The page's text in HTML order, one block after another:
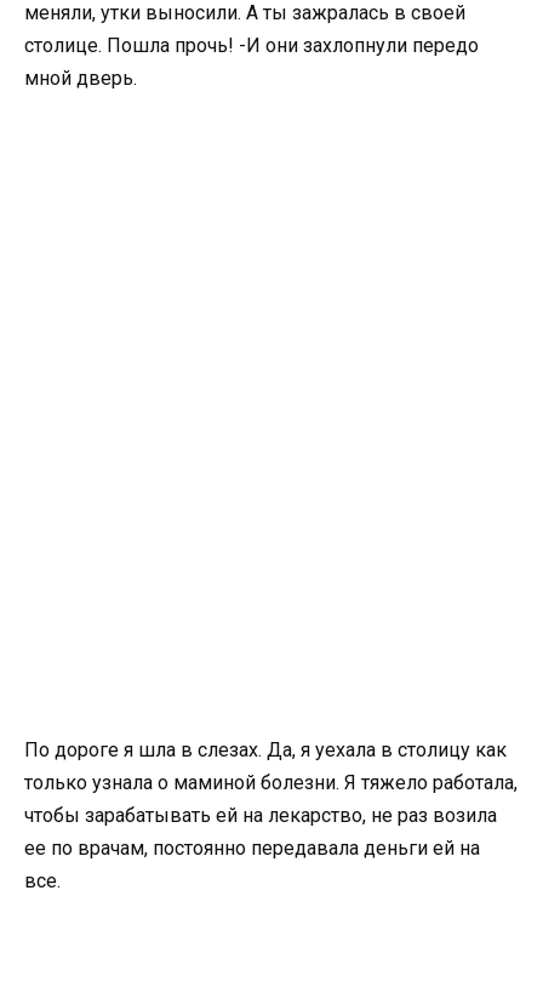
меняли, утки выносили. А ты зажралась в своей
столице. Пошла прочь! -И они захлопнули передо
мной дверь.
По дороге я шла в слезах. Да, я уехала в столицу как
только узнала о маминой болезни. Я тяжело работала,
чтобы зарабатывать ей на лекарство, не раз возила
ее по врачам, постоянно передавала деньги ей на
все.